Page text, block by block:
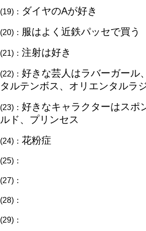
(19)： ダイヤのAが好き
(20)： 服はよく近鉄パッセで買う
(21)： 注射は好き
(22)： 好きな芸人はラバーガール
タルテンボス、オリエンタルラ
(23)： 好きなキャラクターはスポ
ルド、プリンセス
(24)： 花粉症
(25)：
(27)：
(28)：
(29)：